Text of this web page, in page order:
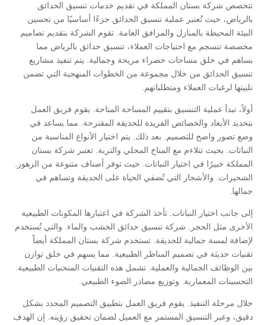
تتخصص شركة بستان المملكة في تقديم خدمات تنسيق الحدائق
بالرياض، حيث تُعتبر عملية تنسيق الحدائق جزءًا أساسيًا من تحسين
البيئة المحيطة بالمنازل والمرافق العامة. تقوم الشركة بتقديم تصاميم
مخصصة تنسجم مع احتياجات العملاء، تنسيق حدائق بالرياض مما
يساهم في خلق مساحات خضراء مريحة وجمالية. يتم تنفيذ مشاريع
تنسيق الحدائق من خلال مجموعة من الخطوات المنهجية التي تضمن
تلبيتها لرغبات العملاء ومتطلباتهم.
أولاً، تبدأ عملية التنسيق بتقييم المساحة المتاحة. يقوم فريق العمل
بتحديد الأبعاد والخصائص الفريدة للحديقة المقترحة. مما يساعد في
وضع تصور واضح للتصميم. بعد ذلك. يتم اختيار الأنواع المناسبة من
النباتات. بحيث تتلاءم مع المناخ المحلي والتربة. تعتبر شركة بستان
المملكة خبيرًا في اختيار النباتات. حيث توفر أصناف متنوعة من الزهور.
الشجيرات. والأشجار التي تُضفي الحياة على الحديقة وتساهم في
جمالها.
إلى جانب اختيار النباتات. تأخذ الشركة في اعتبارها المكونات الطبيعية
الأخرى مثل الحجر. شركة تنسيق حدائق الخشب والماء. والتي تُستخدم
لإضافة لمسة جمالية للحديقة. تستخدم شركة بستان المملكة أيضاً
تقنيات حديثة في تصميم المناظر الطبيعية. مما يسهم في خلق توازن
بين الوظائف الجمالية والعملية. تشمل هذه التقنيات المنحنيات الطبيعية.
التحسينات المعمارية. وتوزيع مصادر الضوء الطبيعي.
خلال مرحلة التنفيذ. يقوم فريق العمل بتطبيق التصميم المحدد بشكل
دقيق، وعبر التنسيق المستمر مع العميل لضمان تحقيق رؤيته. إن الهدف